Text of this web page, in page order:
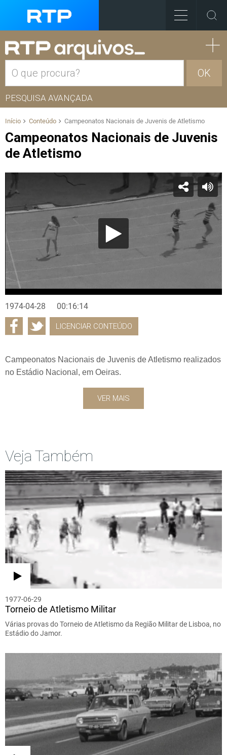
OK
PESQUISA AVANÇADA
Início Conteúdo Campeonatos Nacionais de Juvenis de Atletismo
Campeonatos Nacionais de Juvenis
de Atletismo
1974-04-28 00:16:14
LICENCIAR CONTEÚDO
Campeonatos Nacionais de Juvenis de Atletismo realizados
no Estádio Nacional, em Oeiras.
VER MAIS
Veja Também
1977-06-29
Torneio de Atletismo Militar
Várias provas do Torneio de Atletismo da Região Militar de Lisboa, no
Estádio do Jamor.